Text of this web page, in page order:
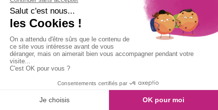
Bouquet :51 080 €
Message